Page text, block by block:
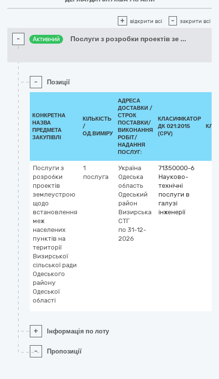
+ відкрити всі - закрити всі
- Активний Послуги з розробки проектів зе ...
- Позиції
КОНКРЕТНА
НАЗВА
ПРЕДМЕТА
ЗАКУПІВЛІ
КІЛЬКІСТЬ
/
ОД.ВИМІРУ
АДРЕСА
ДОСТАВКИ /
СТРОК
ПОСТАВКИ/
ВИКОНАННЯ
РОБІТ/
НАДАННЯ
ПОСЛУГ:
КЛАСИФІКАТОР
ДК 021:2015
(CPV)
Послуги з
розробки
проектів
землеустрою
щодо
встановлення
меж
населених
пунктів на
території
Визирської
сільської ради
Одеського
району
Одеської
області
1
послуга
Україна
Одеська
область
Одеський
район
Визирська
СТГ
по 31-12-
2026
71350000-6
Науково-
технічні
послуги в
галузі
інженерії
+ Інформація по лоту
- Пропозиції